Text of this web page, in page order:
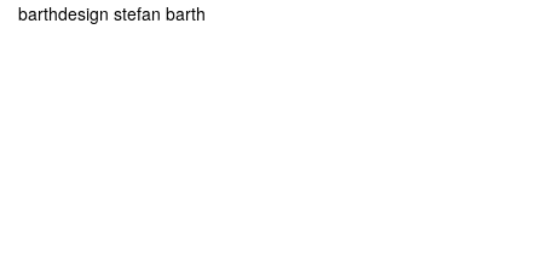
barthdesign stefan barth